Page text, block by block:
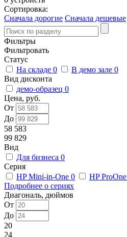
Сортировка:
Сначала дорогие Сначала дешевые
Фильтры
Фильтровать
Статус
На складе 0 В демо зале 0
Вид дисконта
демо-образец 0
Цена, руб.
От
До
58 583
99 829
Вид
Для бизнеса 0
Серия
HP Mini-in-One 0 HP ProOne
Подробнее о сериях
Диагональ, дюймов
От
До
20
24